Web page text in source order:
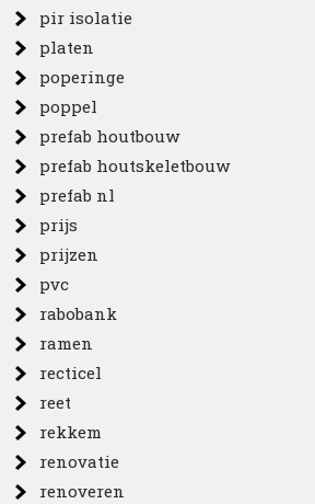
pir isolatie
platen
poperinge
poppel
prefab houtbouw
prefab houtskeletbouw
prefab nl
prijs
prijzen
pvc
rabobank
ramen
recticel
reet
rekkem
renovatie
renoveren